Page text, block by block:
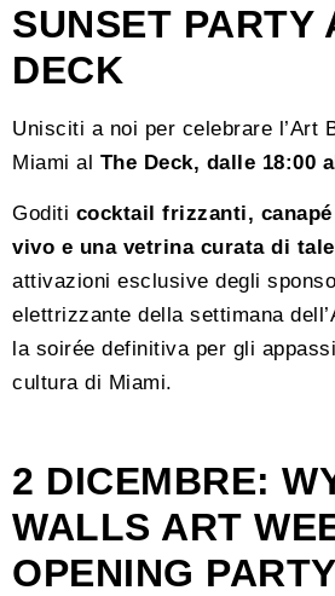
SUNSET PARTY
DECK
Unisciti a noi per celebrare l’Art
Miami al The Deck, dalle 18:00
Goditi cocktail frizzanti,
vivo e una vetrina curata di
attivazioni esclusive degli
elettrizzante della settimana
la soirée definitiva per gli
cultura di Miami.
2 DICEMBRE:
WALLS ART
OPENING PARTY